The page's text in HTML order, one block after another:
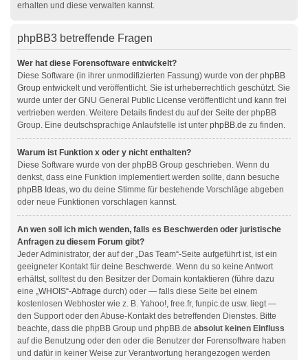
erhalten und diese verwalten kannst.
phpBB3 betreffende Fragen
Wer hat diese Forensoftware entwickelt?
Diese Software (in ihrer unmodifizierten Fassung) wurde von der phpBB
Group entwickelt und veröffentlicht. Sie ist urheberrechtlich geschützt. Sie
wurde unter der GNU General Public License veröffentlicht und kann frei
vertrieben werden. Weitere Details findest du auf der Seite der phpBB
Group. Eine deutschsprachige Anlaufstelle ist unter phpBB.de zu finden.
Warum ist Funktion x oder y nicht enthalten?
Diese Software wurde von der phpBB Group geschrieben. Wenn du
denkst, dass eine Funktion implementiert werden sollte, dann besuche
phpBB Ideas, wo du deine Stimme für bestehende Vorschläge abgeben
oder neue Funktionen vorschlagen kannst.
An wen soll ich mich wenden, falls es Beschwerden oder juristische
Anfragen zu diesem Forum gibt?
Jeder Administrator, der auf der „Das Team“-Seite aufgeführt ist, ist ein
geeigneter Kontakt für deine Beschwerde. Wenn du so keine Antwort
erhältst, solltest du den Besitzer der Domain kontaktieren (führe dazu
eine „WHOIS“-Abfrage durch) oder — falls diese Seite bei einem
kostenlosen Webhoster wie z. B. Yahoo!, free.fr, funpic.de usw. liegt —
den Support oder den Abuse-Kontakt des betreffenden Dienstes. Bitte
beachte, dass die phpBB Group und phpBB.de absolut keinen Einfluss
auf die Benutzung oder den oder die Benutzer der Forensoftware haben
und dafür in keiner Weise zur Verantwortung herangezogen werden